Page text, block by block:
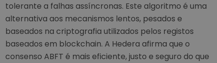
tolerante a falhas assíncronas. Este algoritmo é uma
alternativa aos mecanismos lentos, pesados e
baseados na criptografia utilizados pelos registos
baseados em blockchain. A Hedera afirma que o
consenso ABFT é mais eficiente, justo e seguro do que